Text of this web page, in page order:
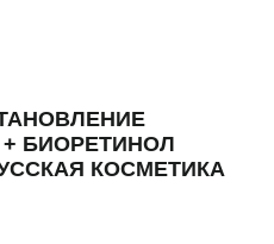
БИОРЕТИНОЛ
КОСМЕТИКА